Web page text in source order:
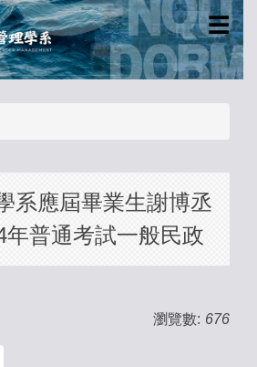
☰
系應屆畢業生謝博丞
年普通考試一般民政
瀏覽數: 676